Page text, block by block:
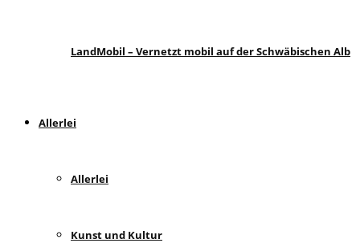
LandMobil – Vernetzt mobil auf der Schwäbischen Alb
Allerlei
Allerlei
Kunst und Kultur